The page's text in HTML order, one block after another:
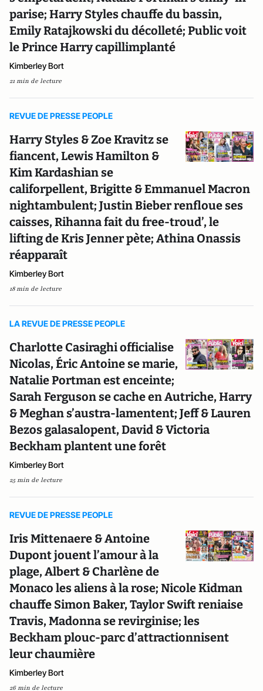
parise; Harry Styles chauffe du bassin,
Emily Ratajkowski du décolleté; Public voit
le Prince Harry capillimplanté
Kimberley Bort
21 min de lecture
REVUE DE PRESSE PEOPLE
Harry Styles & Zoe Kravitz se
fiancent, Lewis Hamilton &
Kim Kardashian se
califorpellent, Brigitte & Emmanuel Macron
nightambulent; Justin Bieber renfloue ses
caisses, Rihanna fait du free-troud’, le
lifting de Kris Jenner pète; Athina Onassis
réapparaît
Kimberley Bort
18 min de lecture
LA REVUE DE PRESSE PEOPLE
Charlotte Casiraghi officialise
Nicolas, Éric Antoine se marie,
Natalie Portman est enceinte;
Sarah Ferguson se cache en Autriche, Harry
& Meghan s’austra-lamentent; Jeff & Lauren
Bezos galasalopent, David & Victoria
Beckham plantent une forêt
Kimberley Bort
25 min de lecture
REVUE DE PRESSE PEOPLE
Iris Mittenaere & Antoine
Dupont jouent l’amour à la
plage, Albert & Charlène de
Monaco les aliens à la rose; Nicole Kidman
chauffe Simon Baker, Taylor Swift reniaise
Travis, Madonna se revirginise; les
Beckham plouc-parc d’attractionnisent
leur chaumière
Kimberley Bort
26 min de lecture